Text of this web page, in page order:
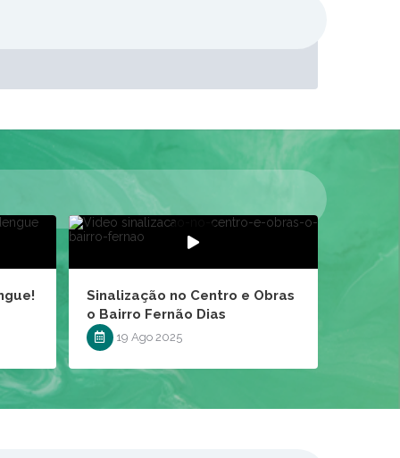
19 Ago 2025
Sinalização no Centro e Obras
o Bairro Fernão Dias